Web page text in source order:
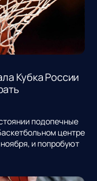
Кубка России
подопечные
центре
и попробуют